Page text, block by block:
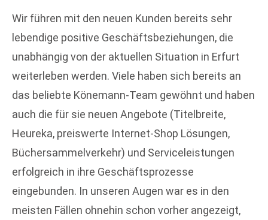
Wir führen mit den neuen Kunden bereits sehr
lebendige positive Geschäftsbeziehungen, die
unabhängig von der aktuellen Situation in Erfurt
weiterleben werden. Viele haben sich bereits an
das beliebte Könemann-Team gewöhnt und haben
auch die für sie neuen Angebote (Titelbreite,
Heureka, preiswerte Internet-Shop Lösungen,
Büchersammelverkehr) und Serviceleistungen
erfolgreich in ihre Geschäftsprozesse
eingebunden. In unseren Augen war es in den
meisten Fällen ohnehin schon vorher angezeigt,